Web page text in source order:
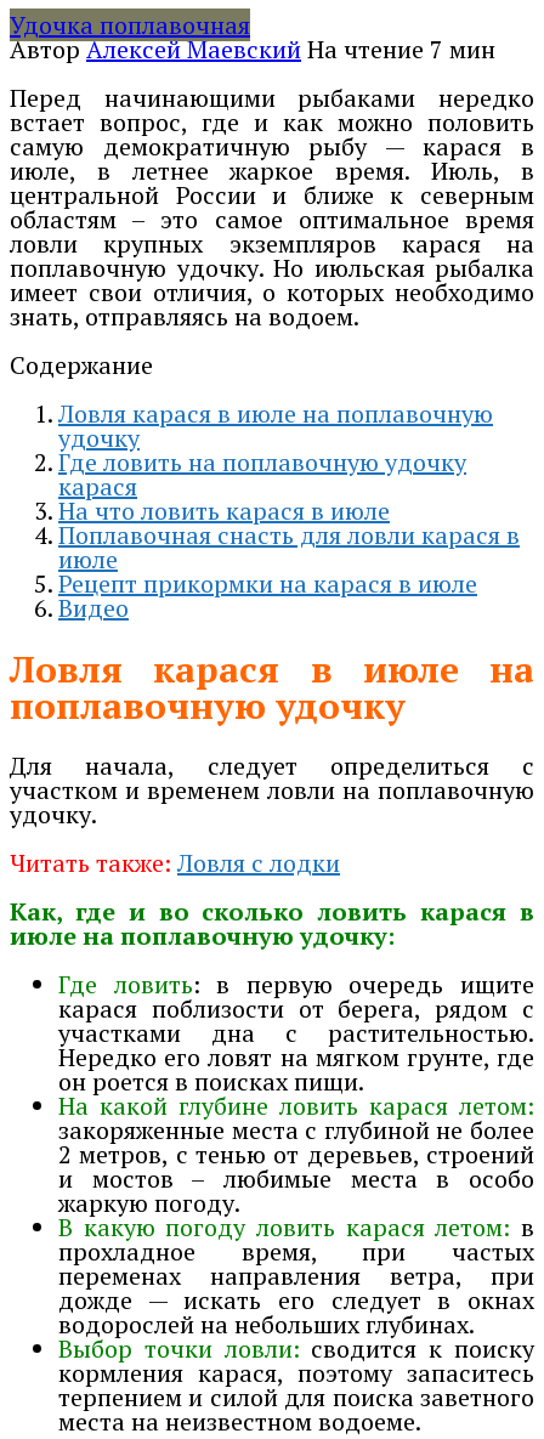
Удочка поплавочная
АвторАлексей МаевскийНа чтение 7 мин
Перед начинающими рыбаками нередко
встает вопрос, где и как можно половить
самую демократичную рыбу — карася в
июле, в летнее жаркое время. Июль, в
центральной России и ближе к северным
областям – это самое оптимальное время
ловли крупных экземпляров карася на
поплавочную удочку. Но июльская рыбалка
имеет свои отличия, о которых необходимо
знать, отправляясь на водоем.
Содержание
Ловля карася в июле на поплавочную
удочку
Где ловить на поплавочную удочку
карася
На что ловить карася в июле
Поплавочная снасть для ловли карася в
июле
Рецепт прикормки на карася в июле
Видео
Ловля карася в июле на
поплавочную удочку
Для начала, следует определиться с
участком и временем ловли на поплавочную
удочку.
Читать также: Ловля с лодки
Как, где и во сколько ловить карася в
июле на поплавочную удочку:
Где ловить: в первую очередь ищите
карася поблизости от берега, рядом с
участками дна с растительностью.
Нередко его ловят на мягком грунте, где
он роется в поисках пищи.
На какой глубине ловить карася летом:
закоряженные места с глубиной не более
2 метров, с тенью от деревьев, строений
и мостов – любимые места в особо
жаркую погоду.
В какую погоду ловить карася летом: в
прохладное время, при частых
переменах направления ветра, при
дожде — искать его следует в окнах
водорослей на небольших глубинах.
Выбор точки ловли: сводится к поиску
кормления карася, поэтому запаситесь
терпением и силой для поиска заветного
места на неизвестном водоеме.